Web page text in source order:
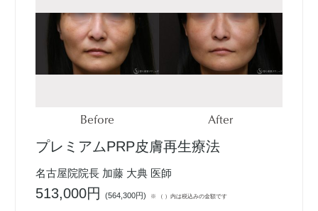
Before After
プレミアムPRP皮膚再生療法
名古屋院院長 加藤 大典 医師
513,000円(564,300円) ※ （ ）内は税込みの金額です